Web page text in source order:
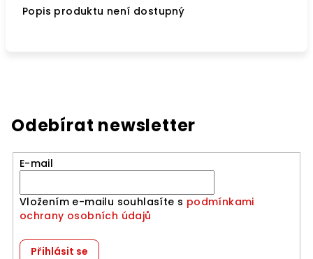
Popis produktu není dostupný
Odebírat newsletter
E-mail
Vložením e-mailu souhlasíte s podmínkami
ochrany osobních údajů
Přihlásit se